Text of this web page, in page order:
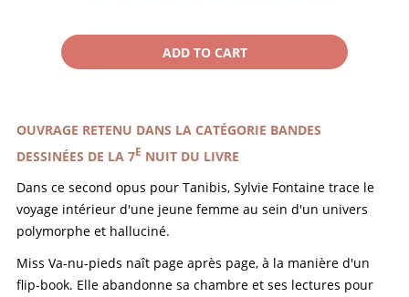
OUVRAGE RETENU DANS LA CATÉGORIE BANDES
DESSINÉES DE LA 7E NUIT DU LIVRE
Dans ce second opus pour Tanibis, Sylvie Fontaine trace le
voyage intérieur d'une jeune femme au sein d'un univers
polymorphe et halluciné.
Miss Va-nu-pieds naît page après page, à la manière d'un
flip-book. Elle abandonne sa chambre et ses lectures pour